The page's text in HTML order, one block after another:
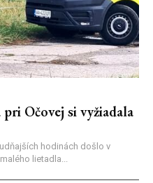
Očovej si vyžiadala
hodinách došlo v
lietadla...